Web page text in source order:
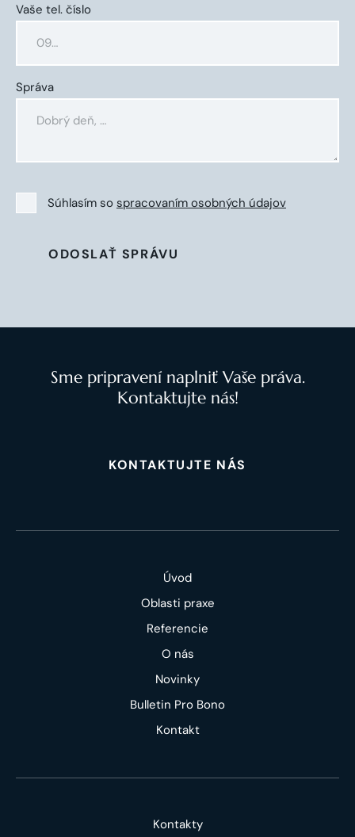
Vaše tel. číslo
Správa
Súhlasím so spracovaním osobných údajov
ODOSLAŤ SPRÁVU
Sme pripravení naplniť Vaše práva.
Kontaktujte nás!
KONTAKTUJTE NÁS
Úvod
Oblasti praxe
Referencie
O nás
Novinky
Bulletin Pro Bono
Kontakt
Kontakty